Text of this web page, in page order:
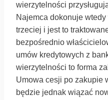
wierzytelności
Najemca dokonuje wtedy
trzeciej i jest to
bezpośrednio
umów kredytowych z
wierzytelności to forma
Umowa cesji po zakupie
będzie jednak wiązać